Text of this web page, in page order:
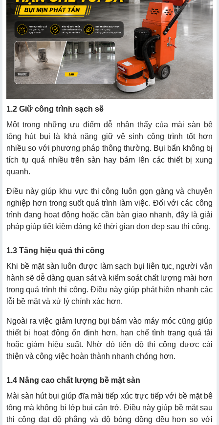
1.2 Giữ công trình sạch sẽ
Một trong những ưu điểm dễ nhận thấy của mài sàn bê
tông hút bụi là khả năng giữ vệ sinh công trình tốt hơn
nhiều so với phương pháp thông thường. Bụi bẩn không bị
tích tụ quá nhiều trên sàn hay bám lên các thiết bị xung
quanh.
Điều này giúp khu vực thi công luôn gọn gàng và chuyên
nghiệp hơn trong suốt quá trình làm việc. Đối với các công
trình đang hoạt động hoặc cần bàn giao nhanh, đây là giải
pháp giúp tiết kiệm đáng kể thời gian dọn dẹp sau thi công.
1.3 Tăng hiệu quả thi công
Khi bề mặt sàn luôn được làm sạch bụi liên tục, người vận
hành sẽ dễ dàng quan sát và kiểm soát chất lượng mài hơn
trong quá trình thi công. Điều này giúp phát hiện nhanh các
lỗi bề mặt và xử lý chính xác hơn.
Ngoài ra việc giảm lượng bụi bám vào máy móc cũng giúp
thiết bị hoạt động ổn định hơn, hạn chế tình trạng quá tải
hoặc giảm hiệu suất. Nhờ đó tiến độ thi công được cải
thiện và công việc hoàn thành nhanh chóng hơn.
1.4 Nâng cao chất lượng bề mặt sàn
Mài sàn hút bụi giúp đĩa mài tiếp xúc trực tiếp với bề mặt bê
tông mà không bị lớp bụi cản trở. Điều này giúp bề mặt sau
thi công đạt độ phẳng và độ bóng đồng đều hơn so với